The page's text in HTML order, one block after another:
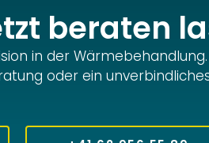
beraten
in der
oder ein